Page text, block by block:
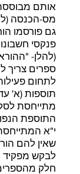
מס-הכנסה
גם פורסמו
(להלן-
ספרים צריך
לתחום
תוספות (א'
מתייחסת
התוספת
י"א
שאין להם
לבקש מפקיד
חלק